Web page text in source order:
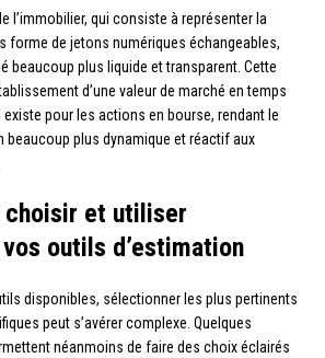
l’immobilier, qui consiste à représenter la
forme de jetons numériques échangeables,
beaucoup plus liquide et transparent. Cette
d’une valeur de marché en temps
existe pour les actions en bourse, rendant le
beaucoup plus dynamique et réactif aux
choisir et utiliser
outils d’estimation
disponibles, sélectionner les plus pertinents
peut s’avérer complexe. Quelques
néanmoins de faire des choix éclairés